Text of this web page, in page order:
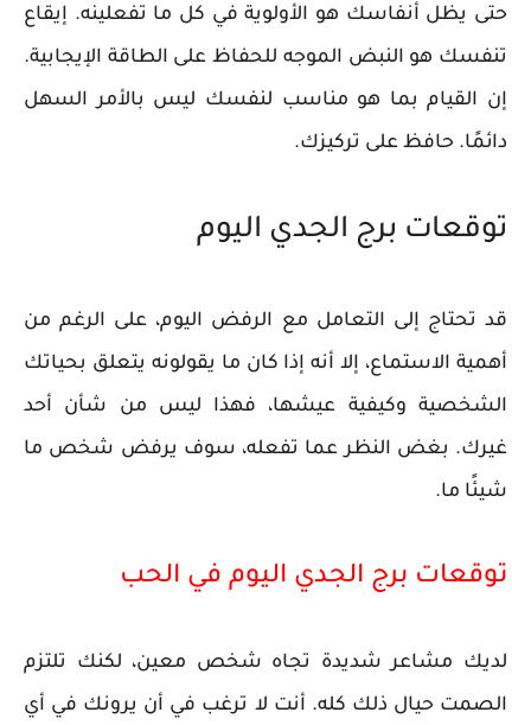
حتى يظل أنفاسك هو الأولوية في كل ما تفعلينه. إيقاع
تنفسك هو النبض الموجه للحفاظ على الطاقة الإيجابية.
إن القيام بما هو مناسب لنفسك ليس بالأمر السهل
دائمًا. حافظ على تركيزك.
توقعات برج الجدي اليوم
قد تحتاج إلى التعامل مع الرفض اليوم، على الرغم من
أهمية الاستماع، إلا أنه إذا كان ما يقولونه يتعلق بحياتك
الشخصية وكيفية عيشها، فهذا ليس من شأن أحد
غيرك. بغض النظر عما تفعله، سوف يرفض شخص ما
شيئًا ما.
توقعات برج الجدي اليوم في الحب
لديك مشاعر شديدة تجاه شخص معين، لكنك تلتزم
الصمت حيال ذلك كله. أنت لا ترغب في أن يرونك في أي